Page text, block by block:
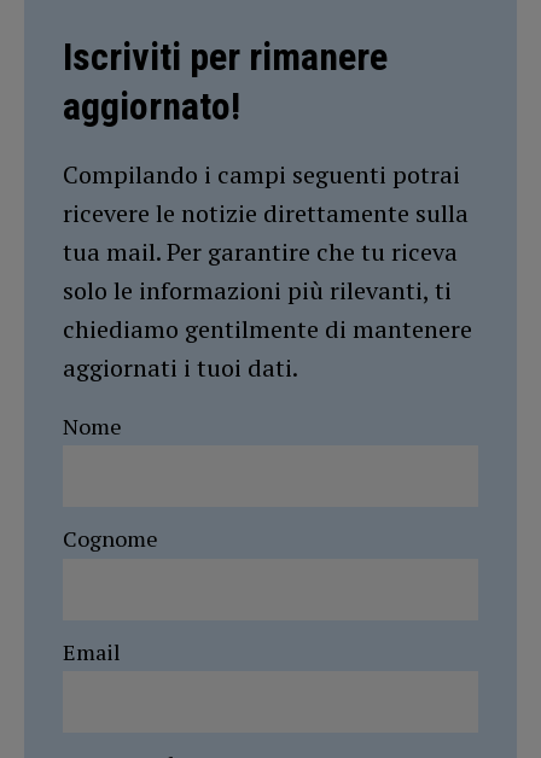
Iscriviti per rimanere
aggiornato!
Compilando i campi seguenti potrai
ricevere le notizie direttamente sulla
tua mail. Per garantire che tu riceva
solo le informazioni più rilevanti, ti
chiediamo gentilmente di mantenere
aggiornati i tuoi dati.
Nome
Cognome
Email